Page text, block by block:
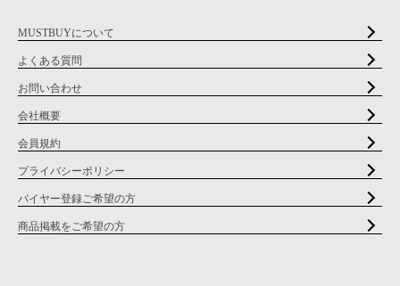
MUSTBUYについて
よくある質問
お問い合わせ
会社概要
会員規約
プライバシーポリシー
バイヤー登録ご希望の方
商品掲載をご希望の方